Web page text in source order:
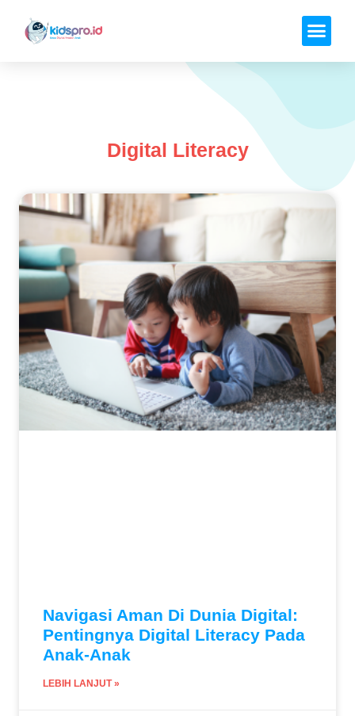
Digital Literacy
Navigasi Aman Di Dunia Digital:
Pentingnya Digital Literacy Pada
Anak-Anak
LEBIH LANJUT »